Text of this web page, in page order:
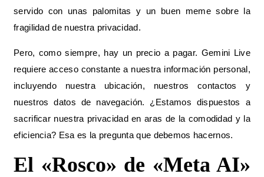
servido con unas palomitas y un buen meme sobre la
fragilidad de nuestra privacidad.
Pero, como siempre, hay un precio a pagar. Gemini Live
requiere acceso constante a nuestra información personal,
incluyendo nuestra ubicación, nuestros contactos y
nuestros datos de navegación. ¿Estamos dispuestos a
sacrificar nuestra privacidad en aras de la comodidad y la
eficiencia? Esa es la pregunta que debemos hacernos.
El «Rosco» de «Meta AI»